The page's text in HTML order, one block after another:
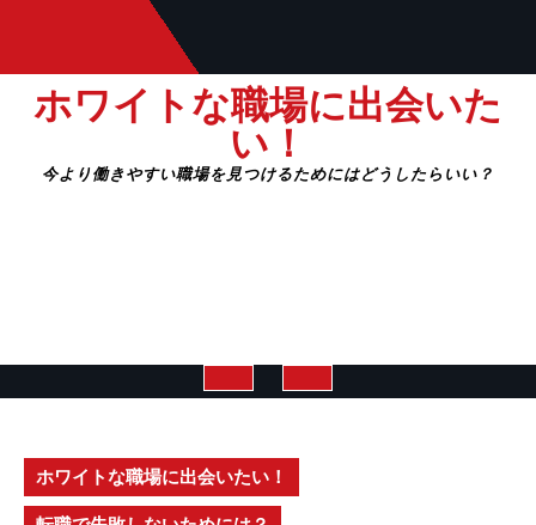
ホワイトな職場に出会いた
い！
今より働きやすい職場を見つけるためにはどうしたらいい？
Button
ホワイトな職場に出会いたい！